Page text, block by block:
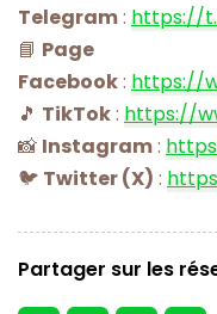
Telegram: https://
📘 Page
Facebook: https://
🎵 TikTok: https://
📸 Instagram:
🐦 Twitter (X) :
Partager sur les